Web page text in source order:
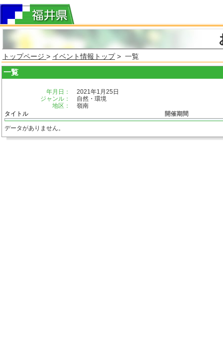
トップページ > イベント情報トップ> 一覧
一覧
年月日：
2021年1月25日
ジャンル：
自然・環境
地区：
嶺南
タイトル
開催期間
データがありません。